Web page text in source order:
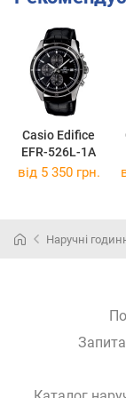
Casio Edifice
EFR-526L-1A
від 5 350 грн.
Наручні